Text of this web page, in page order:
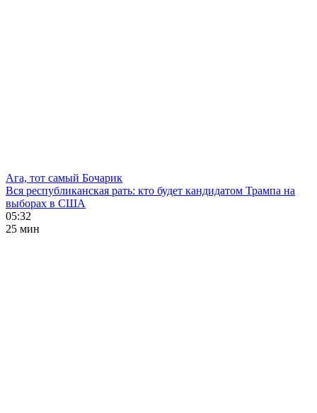
Ага, тот самый Бочарик
Вся республиканская рать: кто будет кандидатом Трампа на
выборах в США
05:32
25 мин